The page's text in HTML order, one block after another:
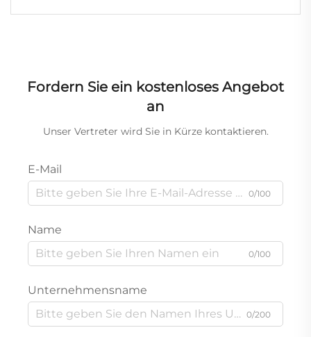
Fordern Sie ein kostenloses Angebot
an
Unser Vertreter wird Sie in Kürze kontaktieren.
E-Mail
0/100
Name
0/100
Unternehmensname
0/200